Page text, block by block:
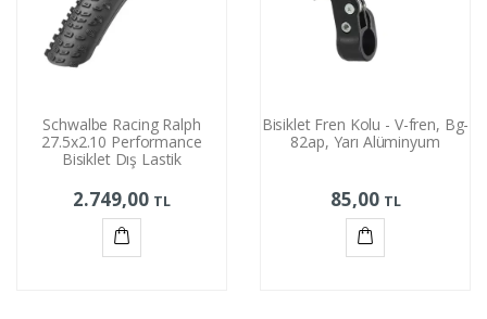
Schwalbe Racing Ralph
27.5x2.10 Performance
Bisiklet Dış Lastik
2.749,00 TL
Bisiklet Fren Kolu - V-fren, Bg-
82ap, Yarı Alüminyum
85,00 TL